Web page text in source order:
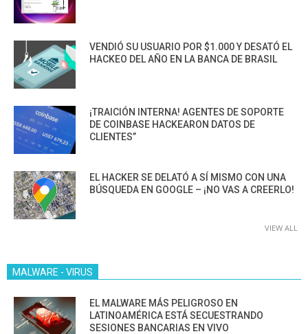
VENDIÓ SU USUARIO POR $1.000 Y DESATÓ EL
HACKEO DEL AÑO EN LA BANCA DE BRASIL
¡TRAICIÓN INTERNA! AGENTES DE SOPORTE
DE COINBASE HACKEARON DATOS DE
CLIENTES”
EL HACKER SE DELATÓ A SÍ MISMO CON UNA
BÚSQUEDA EN GOOGLE – ¡NO VAS A CREERLO!
VIEW ALL
MALWARE - VIRUS
EL MALWARE MÁS PELIGROSO EN
LATINOAMÉRICA ESTÁ SECUESTRANDO
SESIONES BANCARIAS EN VIVO